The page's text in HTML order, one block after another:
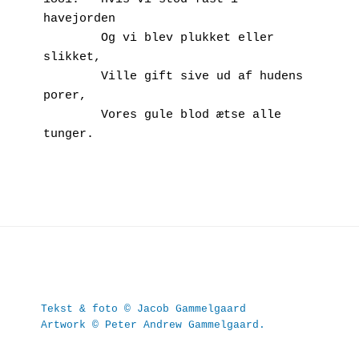
havejorden
slikket,
porer,
tunger.
Tekst & foto © Jacob Gammelgaard
Artwork © Peter Andrew Gammelgaard.